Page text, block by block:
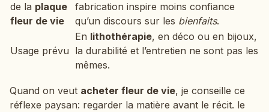
de la plaque
fleur de vie
fabrication inspire moins confiance
qu’un discours sur les bienfaits.
Usage prévu
En lithothérapie, en déco ou en bijoux,
la durabilité et l’entretien ne sont pas les
mêmes.
Quand on veut acheter fleur de vie, je conseille ce
réflexe paysan: regarder la matière avant le récit. le